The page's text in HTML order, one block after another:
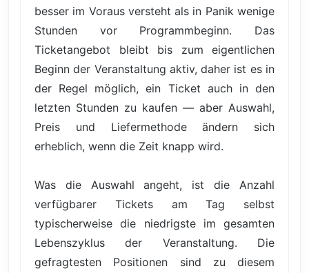
besser im Voraus versteht als in Panik wenige
Stunden vor Programmbeginn. Das
Ticketangebot bleibt bis zum eigentlichen
Beginn der Veranstaltung aktiv, daher ist es in
der Regel möglich, ein Ticket auch in den
letzten Stunden zu kaufen — aber Auswahl,
Preis und Liefermethode ändern sich
erheblich, wenn die Zeit knapp wird.
Was die Auswahl angeht, ist die Anzahl
verfügbarer Tickets am Tag selbst
typischerweise die niedrigste im gesamten
Lebenszyklus der Veranstaltung. Die
gefragtesten Positionen sind zu diesem